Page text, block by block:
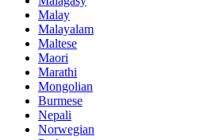
Malay
Malayalam
Maltese
Maori
Marathi
Mongolian
Burmese
Nepali
Norwegian